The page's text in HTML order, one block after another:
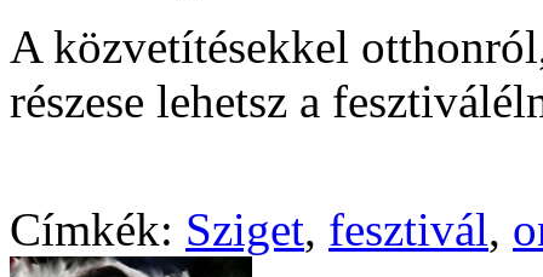
A közvetítésekkel
részese lehetsz a
Címkék: Sziget, fesztivál,